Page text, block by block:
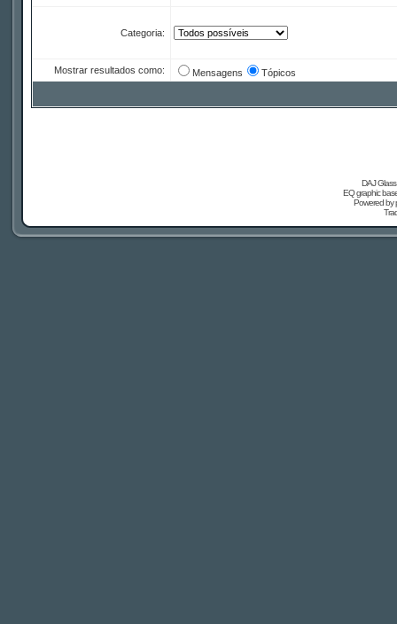
Categoria:
Mostrar resultados como: Mensagens Tópicos
DAJ
EQ graphic
Powered by